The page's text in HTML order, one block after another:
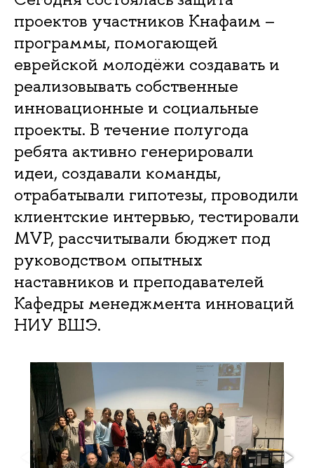
проектов участников Кнафаим –
программы, помогающей
еврейской молодёжи создавать и
реализовывать собственные
инновационные и социальные
проекты. В течение полугода
ребята активно генерировали
идеи, создавали команды,
отрабатывали гипотезы, проводили
клиентские интервью, тестировали
MVP, рассчитывали бюджет под
руководством опытных
наставников и преподавателей
Кафедры менеджмента инноваций
НИУ ВШЭ.